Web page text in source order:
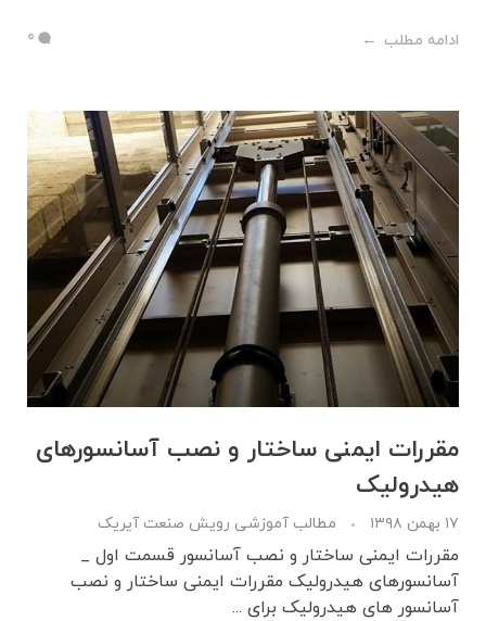
ادامه مطلب 0
مقررات ایمنی ساختار و نصب آسانسورهای
هیدرولیک
۱۷ بهمن ۱۳۹۸ مطالب آموزشی رویش صنعت آیریک
مقررات ایمنی ساختار و نصب آسانسور قسمت اول _
آسانسورهای هیدرولیک مقررات ایمنی ساختار و نصب
آسانسور های هیدرولیک برای ...